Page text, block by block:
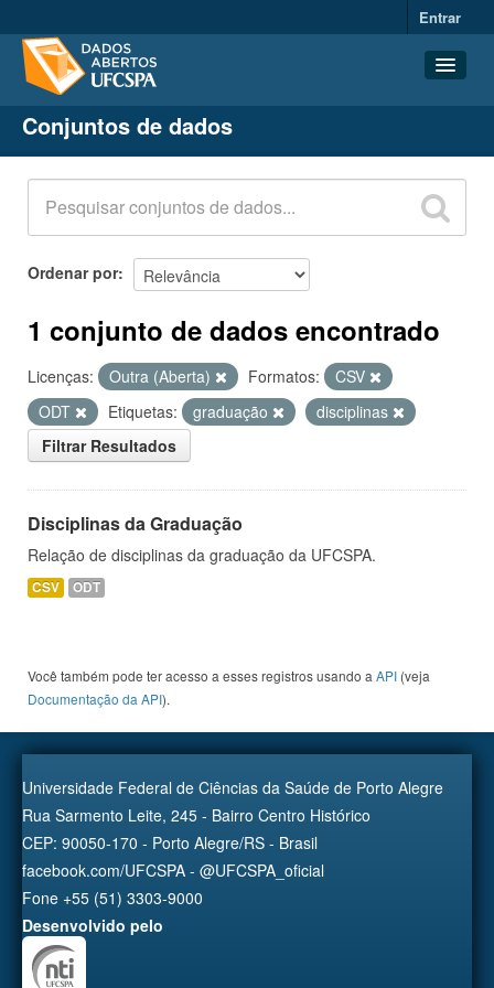
Entrar
Conjuntos de dados
Organizações
Grupos
Sobre
Conjuntos de dados
Ordenar por
1 conjunto de dados encontrado
Licenças: Outra (Aberta) Formatos:
CSV
ODT
Etiquetas: graduação
disciplinas
Filtrar Resultados
Disciplinas da Graduação
Relação de disciplinas da graduação da UFCSPA.
CSV ODT
Você também pode ter acesso a esses registros usando a API (veja
Documentação da API).
Universidade Federal de Ciências da Saúde de Porto Alegre
Rua Sarmento Leite, 245 - Bairro Centro Histórico
CEP: 90050-170 - Porto Alegre/RS - Brasil
facebook.com/UFCSPA - @UFCSPA_oficial
Fone +55 (51) 3303-9000
Desenvolvido pelo